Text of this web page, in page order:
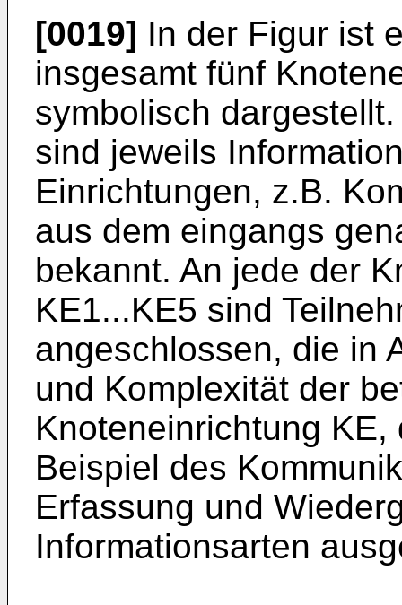
[0019] In der Figur ist
insgesamt fünf
symbolisch
sind jeweils
Einrichtungen, z.B.
aus dem eingangs
bekannt. An jede der
KE1...KE5 sind
angeschlossen, die in
und Komplexität der
Knoteneinrichtung
Beispiel des
Erfassung und
Informationsarten